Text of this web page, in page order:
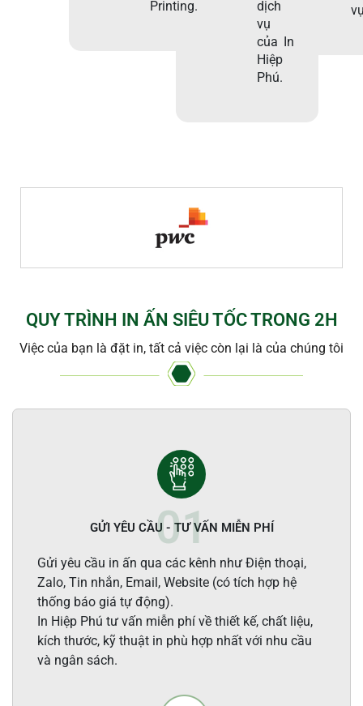
Printing.
dịch
vụ
của In
Hiệp
Phú.
QUY TRÌNH IN ẤN SIÊU TỐC TRONG 2H
Việc của bạn là đặt in, tất cả việc còn lại là của chúng tôi
GỬI YÊU CẦU - TƯ VẤN MIỄN PHÍ
Gửi yêu cầu in ấn qua các kênh như Điện thoại,
Zalo, Tin nhắn, Email, Website (có tích hợp hệ
thống báo giá tự động).
In Hiệp Phú tư vấn miễn phí về thiết kế, chất liệu,
kích thước, kỹ thuật in phù hợp nhất với nhu cầu
và ngân sách.